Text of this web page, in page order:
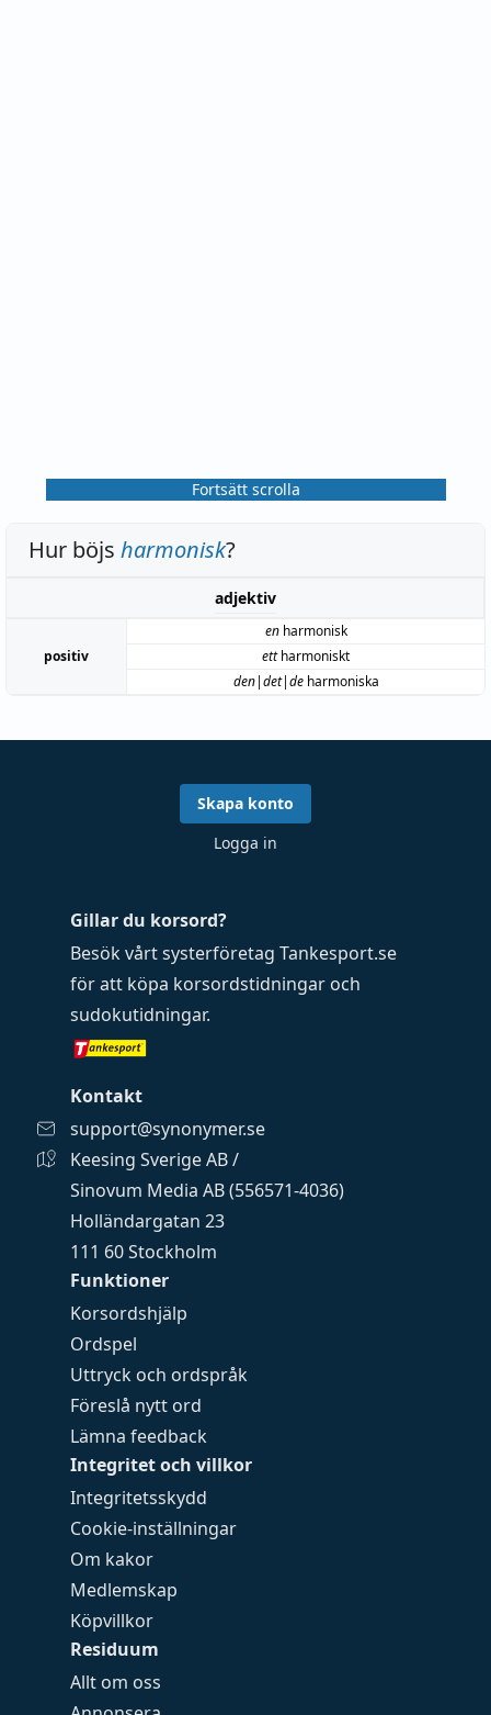
Fortsätt scrolla
Hur böjs harmonisk?
adjektiv
positiv
enharmonisk
ettharmoniskt
den|det|deharmoniska
Funktioner
Korsordshjälp
Ordspel
Uttryck och ordspråk
Föreslå nytt ord
Lämna feedback
Integritet och villkor
Integritetsskydd
Cookie-inställningar
Om kakor
Medlemskap
Köpvillkor
Residuum
Allt om oss
Gillar du korsord?
Besök vårt systerföretag Tankesport.se
för att köpa korsordstidningar och
sudokutidningar.
Kontakt
support@synonymer.se
Keesing Sverige AB /
Sinovum Media AB (556571-4036)
Holländargatan 23
111 60 Stockholm
Skapa konto
Logga in